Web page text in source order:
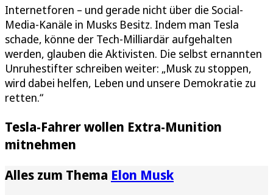
Internetforen – und gerade nicht über die Social-
Media-Kanäle in Musks Besitz. Indem man Tesla
schade, könne der Tech-Milliardär aufgehalten
werden, glauben die Aktivisten. Die selbst ernannten
Unruhestifter schreiben weiter: „Musk zu stoppen,
wird dabei helfen, Leben und unsere Demokratie zu
retten.“
Tesla-Fahrer wollen Extra-Munition
mitnehmen
Alles zum Thema Elon Musk